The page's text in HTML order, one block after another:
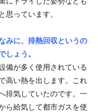
思っています。
みに、排熱回収というの
しょう。
備が多く使用されている
高い熱を出します。これ
排気していたのです。一
ら給気して都市ガスを使